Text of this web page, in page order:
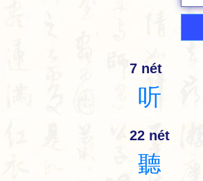
7 nét
听
22 nét
聽